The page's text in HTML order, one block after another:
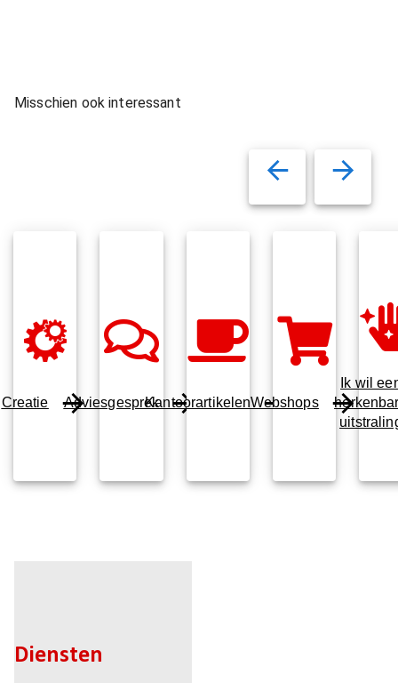
Misschien ook interessant
Creatie AdviesgesprekKantoorartikelenWebshops
Ik wil
Diensten